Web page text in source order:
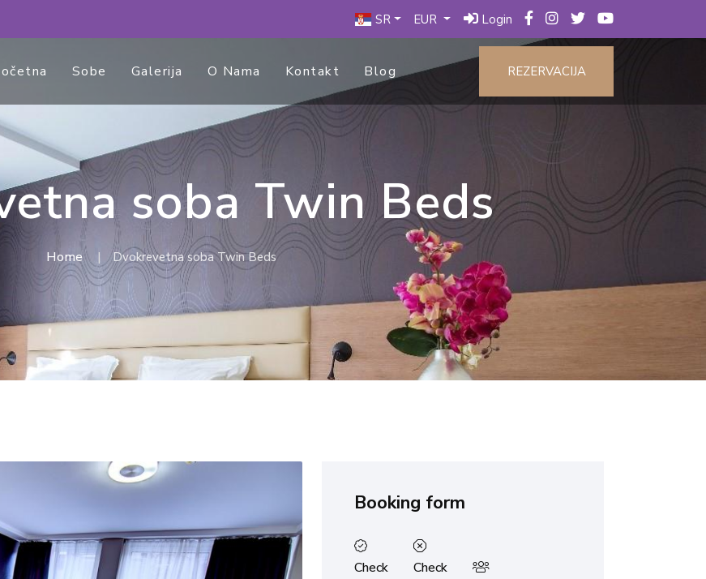
SR EUR Login
Sobe Galerija O Nama Kontakt Blog REZERVACIJA
soba Twin Beds
Home Dvokrevetna soba Twin Beds
Booking form
Check
Check